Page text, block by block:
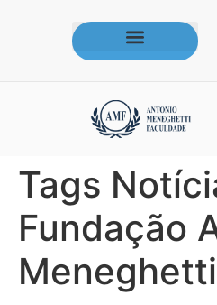
Tags
Fundação
Meneghetti